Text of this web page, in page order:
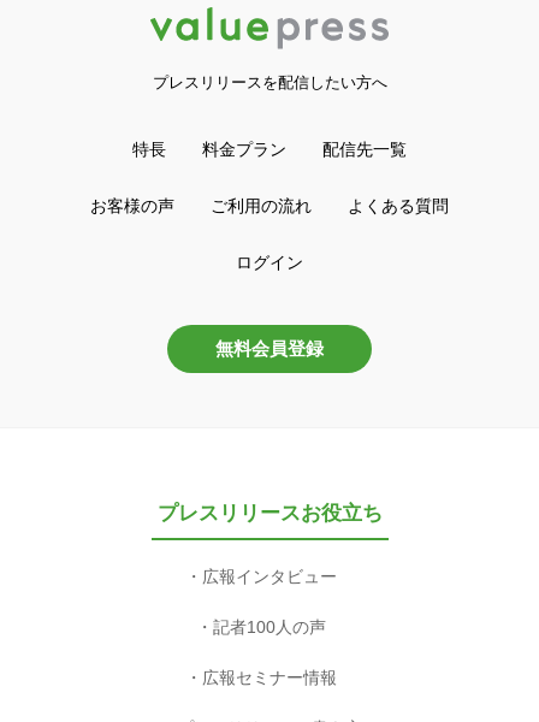
プレスリリースを配信したい方へ
特長 料金プラン 配信先一覧
お客様の声 ご利用の流れ よくある質問
ログイン
無料会員登録
プレスリリースお役立ち
広報インタビュー
記者100人の声
広報セミナー情報